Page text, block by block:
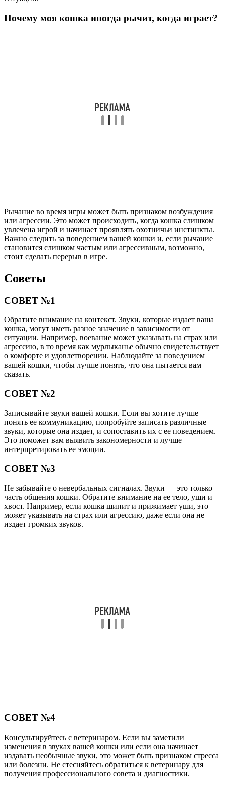
Почему моя кошка иногда рычит, когда играет?
Рычание во время игры может быть признаком возбуждения
или агрессии. Это может происходить, когда кошка слишком
увлечена игрой и начинает проявлять охотничьи инстинкты.
Важно следить за поведением вашей кошки и, если рычание
становится слишком частым или агрессивным, возможно,
стоит сделать перерыв в игре.
Советы
СОВЕТ №1
Обратите внимание на контекст. Звуки, которые издает ваша
кошка, могут иметь разное значение в зависимости от
ситуации. Например, воевание может указывать на страх или
агрессию, в то время как мурлыканье обычно свидетельствует
о комфорте и удовлетворении. Наблюдайте за поведением
вашей кошки, чтобы лучше понять, что она пытается вам
сказать.
СОВЕТ №2
Записывайте звуки вашей кошки. Если вы хотите лучше
понять ее коммуникацию, попробуйте записать различные
звуки, которые она издает, и сопоставить их с ее поведением.
Это поможет вам выявить закономерности и лучше
интерпретировать ее эмоции.
СОВЕТ №3
Не забывайте о невербальных сигналах. Звуки — это только
часть общения кошки. Обратите внимание на ее тело, уши и
хвост. Например, если кошка шипит и прижимает уши, это
может указывать на страх или агрессию, даже если она не
издает громких звуков.
СОВЕТ №4
Консультируйтесь с ветеринаром. Если вы заметили
изменения в звуках вашей кошки или если она начинает
издавать необычные звуки, это может быть признаком стресса
или болезни. Не стесняйтесь обратиться к ветеринару для
получения профессионального совета и диагностики.